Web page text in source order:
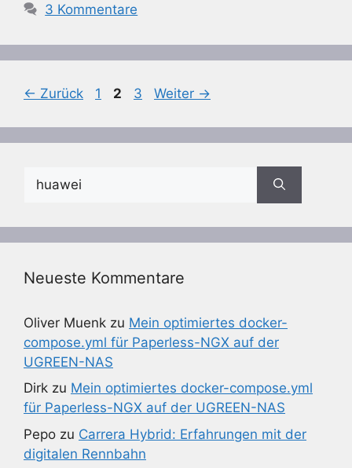
3 Kommentare
← Zurück Seite
1 Seite
2 Seite
3 Weiter →
nach:
Neueste Kommentare
Oliver Muenk zu Mein optimiertes docker-
compose.yml für Paperless-NGX auf der
UGREEN-NAS
Dirk zu Mein optimiertes docker-compose.yml
für Paperless-NGX auf der UGREEN-NAS
Pepo zu Carrera Hybrid: Erfahrungen mit der
digitalen Rennbahn